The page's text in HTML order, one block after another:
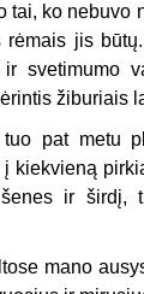
tai, ko nebuvo
jis
svetimumo
žiburiais
pat metu
kiekvieną
ir širdį,
mano